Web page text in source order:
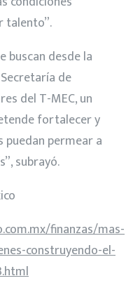
talento”.
buscan desde la
de
del T-MEC, un
fortalecer y
puedan permear a
subrayó.
finanzas/mas-
construyendo-el-